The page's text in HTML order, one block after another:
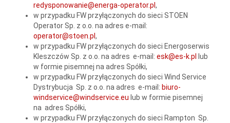
redysponowanie@energa-operator.pl ,
w przypadku FW przyłączonych do sieci STOEN
Operator Sp. z o.o. na adres e-mail:
operator@stoen.pl ,
w przypadku FW przyłączonych do sieci Energoserwis
Kleszczów Sp. z o.o. na adres e-mail: esk@es-k.pl
lub
w formie pisemnej na adres Spółki,
w przypadku FW przyłączonych do sieci Wind Service
Dystrybucja Sp. z o.o. na adres e-mail: biuro-
windservice@windservice.eu lub w formie pisemnej
na adres Spółki,
w przypadku FW przyłączonych do sieci Rampton Sp.